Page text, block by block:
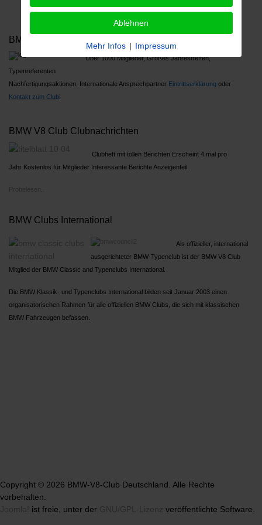
BMW V8 Club Clubmitglied werden
Über 1000 Mitglieder, Großes Jahrestreffen,
Typenreferenten
Nachfertigungsaktionen, Internationale Ansprechpartner Eintrittserklärung oder
Kontakt zum Club!
BMW V8 Club Clubnachrichten
Clubheft mit tollen Berichten Erscheint 4 mal pro
Jahr Kostenlos für Mitglieder Interessante Berichte Anzeigenteil.
BMW Clubs International
Als offizieller, international
ausgerichteter BMW-Typenclub ist der BMW V8 Club
Mitglied der BMW Classic and Typenclubs International.
Die BMW Klassik- und Typenclubs International bilden seit Januar 2003 einen
organisatorischen Rahmen für alle offiziellen BMW Clubs, die sich mit klassischen
BMW Fahrzeugen befassen.
Copyright © 2026 BMW-V8-Club Deutschland. Alle Rechte
vorbehalten.
ist freie, unter der veröffentlichte Software.
Ablehnen
Mehr Infos | Impressum